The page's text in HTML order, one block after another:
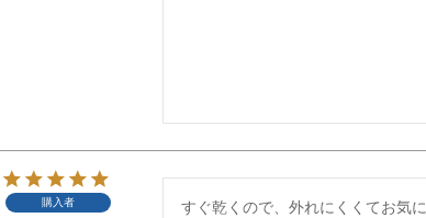
購入者 すぐ乾くので、外れにくくてお気